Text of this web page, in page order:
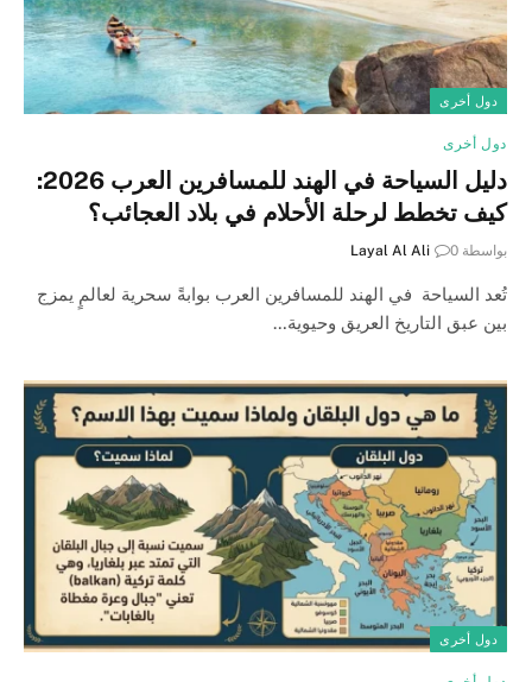
دول أخرى
دول أخرى
دليل السياحة في الهند للمسافرين العرب 2026:
كيف تخطط لرحلة الأحلام في بلاد العجائب؟
بواسطة Layal Al Ali 0
تُعد السياحة في الهند للمسافرين العرب بوابةً سحرية لعالمٍ يمزج
بين عبق التاريخ العريق وحيوية…
دول أخرى